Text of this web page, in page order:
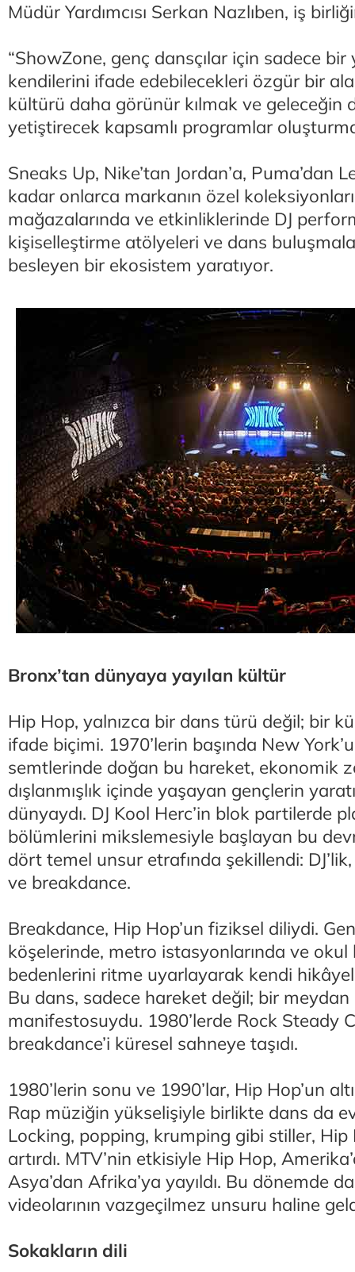
Müdür Yardımcısı Serkan Nazlıben, iş
“ShowZone, genç dansçılar için sadece bir
kendilerini ifade edebilecekleri özgür bir
kültürü daha görünür kılmak ve geleceğin
yetiştirecek kapsamlı programlar
Sneaks Up, Nike’tan Jordan’a, Puma’dan
kadar onlarca markanın özel
mağazalarında ve etkinliklerinde DJ
kişiselleştirme atölyeleri ve dans
besleyen bir ekosistem yaratıyor.
Bronx’tan dünyaya yayılan kültür
Hip Hop, yalnızca bir dans türü değil; bir
ifade biçimi. 1970’lerin başında New
semtlerinde doğan bu hareket, ekonomik
dışlanmışlık içinde yaşayan gençlerin
dünyaydı. DJ Kool Herc’in blok partilerde
bölümlerini mikslemesiyle başlayan bu
dört temel unsur etrafında şekillendi:
ve breakdance.
Breakdance, Hip Hop’un fiziksel diliydi.
köşelerinde, metro istasyonlarında ve okul
bedenlerini ritme uyarlayarak kendi
Bu dans, sadece hareket değil; bir
manifestosuydu. 1980’lerde Rock Steady
breakdance’i küresel sahneye taşıdı.
1980’lerin sonu ve 1990’lar, Hip Hop’un
Rap müziğin yükselişiyle birlikte dans da
Locking, popping, krumping gibi stiller, Hip
artırdı. MTV’nin etkisiyle Hip Hop,
Asya’dan Afrika’ya yayıldı. Bu dönemde
videolarının vazgeçilmez unsuru haline
Sokakların dili